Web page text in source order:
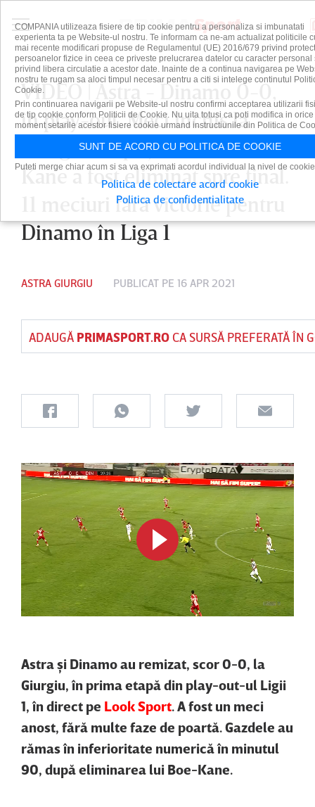
VIDEO | Astra - Dinamo 0-0,
în play-out. Meci închis la
Giurgiu, cu puţine ocazii! Boe-
Kane a fost eliminat spre final.
11 meciuri fără victorie pentru
Dinamo în Liga 1
ASTRA GIURGIU PUBLICAT PE 16 APR 2021
ADAUGĂ PRIMASPORT.ROCA SURSĂ PREFERATĂ ÎN
Astra şi Dinamo au remizat, scor 0-0, la
Giurgiu, în prima etapă din play-out-ul Ligii
1, în direct pe Look Sport. A fost un meci
anost, fără multe faze de poartă. Gazdele au
rămas în inferioritate numerică în minutul
90, după eliminarea lui Boe-Kane.
COMPANIA utilizeaza fisiere de tip cookie pentru a personaliza si imbunatati
experienta ta pe Website-ul nostru. Te informam ca ne-am actualizat politicile
mai recente modificari propuse de Regulamentul (UE) 2016/679 privind
persoanelor fizice in ceea ce priveste prelucrarea datelor cu caracter personal
privind libera circulatie a acestor date. Inainte de a continua navigarea pe
nostru te rugam sa aloci timpul necesar pentru a citi si intelege continutul
Cookie.
Prin continuarea navigarii pe Website-ul nostru confirmi acceptarea utilizarii
de tip cookie conform Politicii de Cookie. Nu uita totusi ca poti modifica in orice
moment setarile acestor fisiere cookie urmand instructiunile din Politica de
SUNT DE ACORD CU POLITICA DE COOKIE
Puteti merge chiar acum si sa va exprimati acordul individual la nivel de
Politica de colectare acord cookie
Politica de confidentialitate